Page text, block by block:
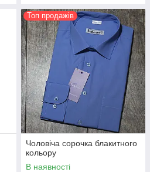
Топ продажів
Чоловіча сорочка блакитного
кольору
В наявності